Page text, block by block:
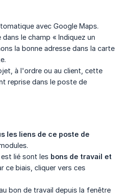
avec Google Maps.
le champ « Indiquez un
la bonne adresse dans la carte
à l'ordre ou au client, cette
reprise dans le poste de
les liens de ce poste de
lié sont les bons de travail et
ce biais, cliquer vers ces
bon de travail depuis la fenêtre